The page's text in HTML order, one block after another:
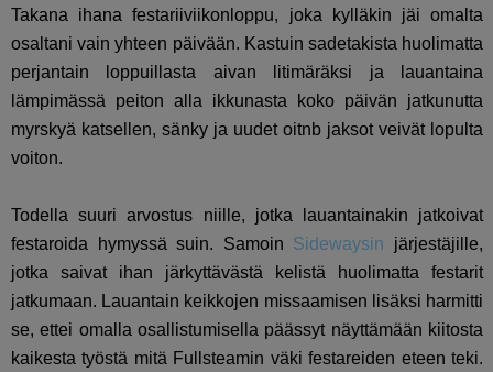
Takana ihana festariiviikonloppu, joka kylläkin jäi omalta
osaltani vain yhteen päivään. Kastuin sadetakista huolimatta
perjantain loppuillasta aivan litimäräksi ja lauantaina
lämpimässä peiton alla ikkunasta koko päivän jatkunutta
myrskyä katsellen, sänky ja uudet oitnb jaksot veivät lopulta
voiton.
Todella suuri arvostus niille, jotka lauantainakin jatkoivat
festaroida hymyssä suin. Samoin Sidewaysin järjestäjille,
jotka saivat ihan järkyttävästä kelistä huolimatta festarit
jatkumaan. Lauantain keikkojen missaamisen lisäksi harmitti
se, ettei omalla osallistumisella päässyt näyttämään kiitosta
kaikesta työstä mitä Fullsteamin väki festareiden eteen teki.